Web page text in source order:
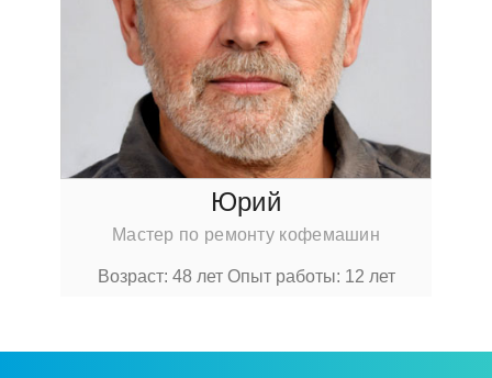
Юрий
Мастер по ремонту кофемашин
Возраст: 48 летОпыт работы: 12 лет